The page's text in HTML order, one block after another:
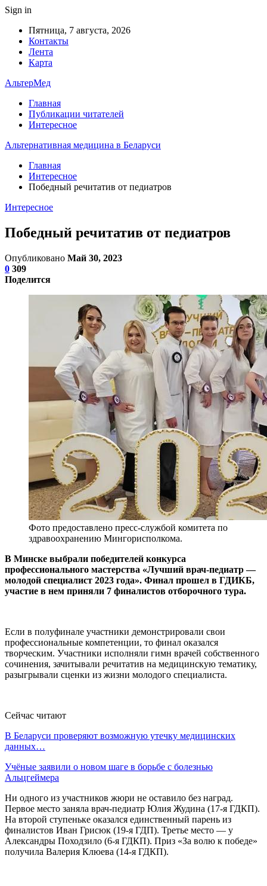
Sign in
Пятница, 7 августа, 2026
Контакты
Лента
Карта
АльтерМед
Главная
Публикации читателей
Интересное
Альтернативная медицина в Беларуси
Главная
Интересное
Победный речитатив от педиатров
Интересное
Победный речитатив от педиатров
Опубликовано Май 30, 2023
0 309
Поделится
Фото предоставлено пресс-службой комитета по
здравоохранению Мингорисполкома.
В Минске выбрали победителей конкурса
профессионального мастерства «Лучший врач-педиатр —
молодой специалист 2023 года». Финал прошел в ГДИКБ,
участие в нем приняли 7 финалистов отборочного тура.
Если в полуфинале участники демонстрировали свои
профессиональные компетенции, то финал оказался
творческим. Участники исполняли гимн врачей собственного
сочинения, зачитывали речитатив на медицинскую тематику,
разыгрывали сценки из жизни молодого специалиста.
Сейчас читают
В Беларуси проверяют возможную утечку медицинских
данных…
Учёные заявили о новом шаге в борьбе с болезнью
Альцгеймера
Ни одного из участников жюри не оставило без наград.
Первое место заняла врач-педиатр Юлия Жудина (17-я ГДКП).
На второй ступеньке оказался единственный парень из
финалистов Иван Грисюк (19-я ГДП). Третье место — у
Александры Походзило (6-я ГДКП). Приз «За волю к победе»
получила Валерия Клюева (14-я ГДКП).